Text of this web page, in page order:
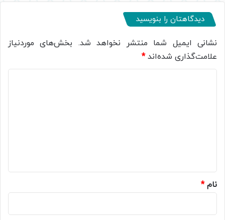
دیدگاهتان را بنویسید
نشانی ایمیل شما منتشر نخواهد شد. بخش‌های موردنیاز
علامت‌گذاری شده‌اند*
نام*